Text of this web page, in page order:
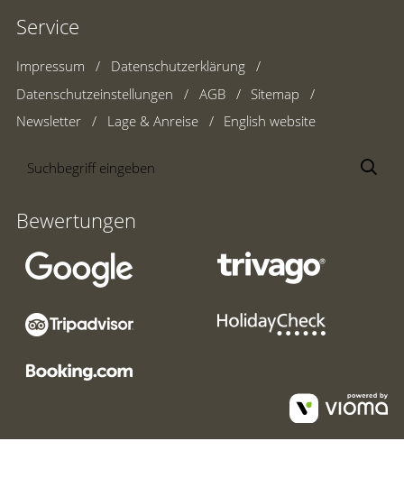
Service
Impressum
Datenschutzerklärung
Datenschutzeinstellungen
AGB
Sitemap
Newsletter
Lage & Anreise English website
Suchbegriff
Bewertungen